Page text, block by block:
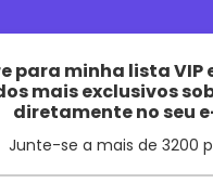
para minha lista VIP
mais exclusivos
diretamente no seu
Junte-se a mais de 3200